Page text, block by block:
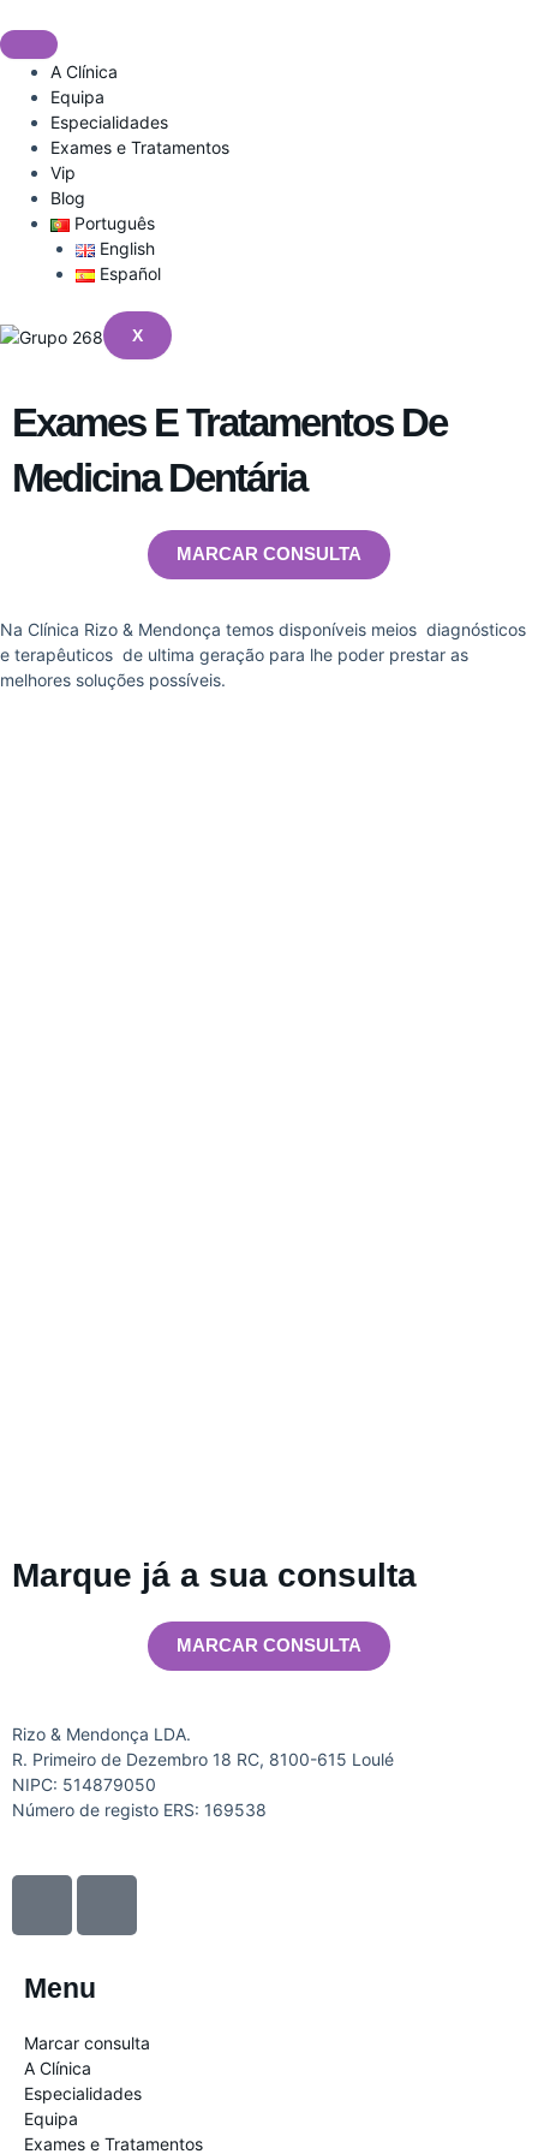
to
contentA Clínica
Equipa
Especialidades
Exames e Tratamentos
Vip
Blog
Português
English
Español
X
Exames E Tratamentos De
Medicina Dentária
MARCAR CONSULTA
Na Clínica Rizo & Mendonça temos disponíveis meios diagnósticos
e terapêuticos de ultima geração para lhe poder prestar as
melhores soluções possíveis.
Marque já a sua consulta
MARCAR CONSULTA
Rizo & Mendonça LDA.
R. Primeiro de Dezembro 18 RC, 8100-615 Loulé
NIPC: 514879050
Número de registo ERS: 169538
n
-
f
a
c
e
i
s
t
Menu
Marcar consulta
A Clínica
Especialidades
Equipa
Exames e Tratamentos